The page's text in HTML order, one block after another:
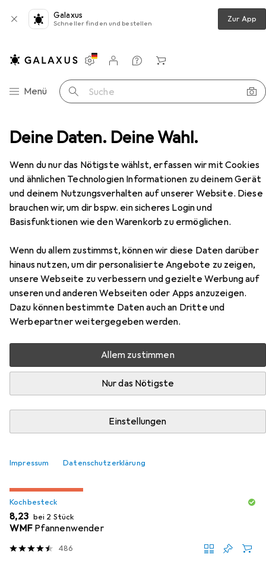
Deine Daten. Deine Wahl.
Wenn du nur das Nötigste wählst, erfassen wir mit Cookies
und ähnlichen Technologien Informationen zu deinem Gerät
und deinem Nutzungsverhalten auf unserer Website. Diese
brauchen wir, um dir bspw. ein sicheres Login und
Basisfunktionen wie den Warenkorb zu ermöglichen.
Wenn du allem zustimmst, können wir diese Daten darüber
hinaus nutzen, um dir personalisierte Angebote zu zeigen,
unsere Webseite zu verbessern und gezielte Werbung auf
unseren und anderen Webseiten oder Apps anzuzeigen.
Dazu können bestimmte Daten auch an Dritte und
Werbepartner weitergegeben werden.
Allem zustimmen
Nur das Nötigste
Einstellungen
Impressum Datenschutzerklärung
Galaxus
Schneller finden und bestellen Zur App
Navigation nach Kategorien
Menü Suche
Einstellungen
Kundenkonto
Vergleichslisten
Merklisten
Warenkorb
+ Kochtopf Klausberg GRANITE FRY 16cm KB-7305
Klausberg GRANITE FRY 16cm KB-
7305
Bratpfanne, Aluminium, 16 x 4 cm
Zubehör für Klausberg GRANITE
FRY 16cm KB-7305
Hier findest du passendes Zubehör zum Produkt
Klausberg GRANITE FRY 16cm KB-7305 aus den
Kategorien Kochbesteck, Zubehör Kochgeschirr und
Relevanz
Produktliste
Kochbesteck
EUR
8,23 bei 2 Stück
WMF Pfannenwender
486